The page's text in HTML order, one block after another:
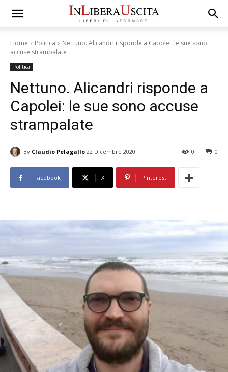
Home Politica
Nettuno. Alicandri risponde a Capolei: le sue sono
accuse strampalate
Politica
Nettuno. Alicandri risponde a
Capolei: le sue sono accuse
strampalate
By Claudio Pelagallo 22 Dicembre 2020 0
0
Facebook X Pinterest